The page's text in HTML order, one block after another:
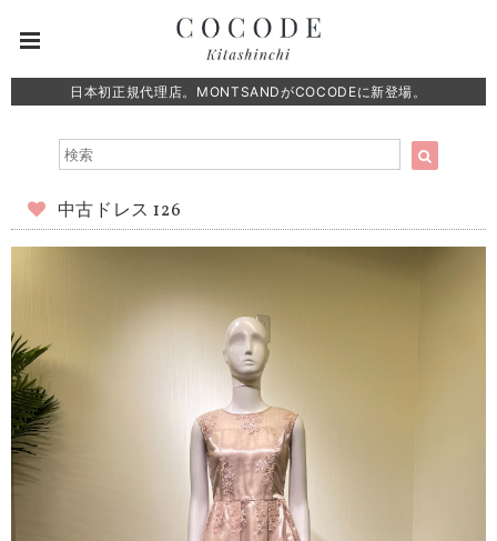
日本初正規代理店。MONTSANDがCOCODEに新登場。
中古ドレス 126